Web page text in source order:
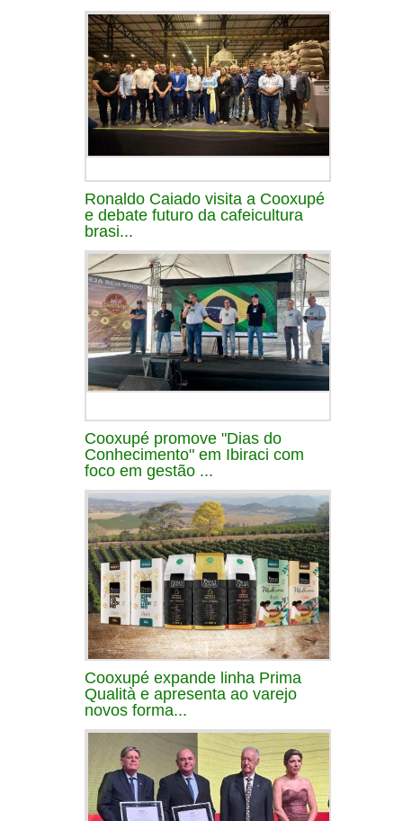
Ronaldo Caiado visita a Cooxupé
e debate futuro da cafeicultura
brasi...
Cooxupé promove "Dias do
Conhecimento" em Ibiraci com
foco em gestão ...
Cooxupé expande linha Prima
Qualità e apresenta ao varejo
novos forma...